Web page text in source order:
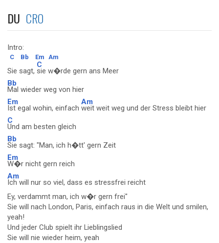
DU CRO
Intro:
C Bb Em Am
Sie sagt,
C
sie w�rde gern ans Meer
Bb
Mal wieder weg von hier
Em
Ist egal wohin, einfach
Am
weit weit weg und der Stress bleibt hier
C
Und am besten gleich
Bb
Sie sagt: "Man, ich h�tt' gern Zeit
Em
W�r nicht gern reich
Am
Ich will nur so viel, dass es stressfrei reicht
Ey, verdammt man, ich w�r gern frei"
Sie will nach London, Paris, einfach raus in die Welt und smilen,
yeah!
Und jeder Club spielt ihr Lieblingslied
Sie will nie wieder heim, yeah